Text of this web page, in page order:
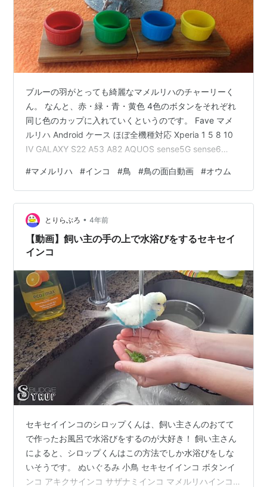
ブルーの羽がとっても綺麗なマメルリハのチャーリーく
ん。 なんと、赤・緑・青・黄色 4色のボタンをそれぞれ
同じ色のカップに入れていくというのです。 Fave マメ
ルリハ Android ケース ほぼ全機種対応 Xperia 1 5 8 10
IV GALAXY S22 A53 A82 AQUOS sense5G sense6
ケース カバー アンドロイド オリジナル マメルリハイン
コ インコ 鳥 クリスマス価格：3440円（税込、送料無料)
(2022/12/11時点) すごーーーーーーーーい！！！(◎_◎;)
『鳥類は…
#マメルリハ #インコ #鳥 #鳥の面白動画 #オウム
とりらぶろ • 4年前
【動画】飼い主の手の上で水浴びをするセキセイ
インコ
セキセイインコのシロップくんは、飼い主さんのおてて
で作ったお風呂で水浴びをするのが大好き！ 飼い主さん
によると、シロップくんはこの方法でしか水浴びをしな
いそうです。 ぬいぐるみ 小鳥 セキセイインコ ボタンイ
ンコ アキクサインコ サザナミインコ マメルリハインコ